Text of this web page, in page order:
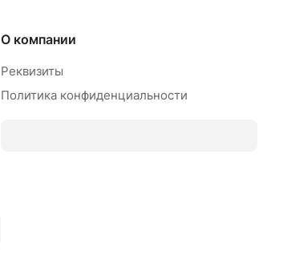
О компании
Реквизиты
Политика конфиденциальности